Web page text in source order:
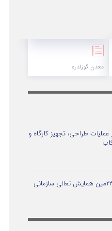
معدن گوزلدره
طراحی، تجهیز کارگاه و